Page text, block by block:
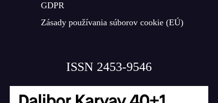
GDPR
Zásady používania súborov cookie (EÚ)
ISSN 2453-9546